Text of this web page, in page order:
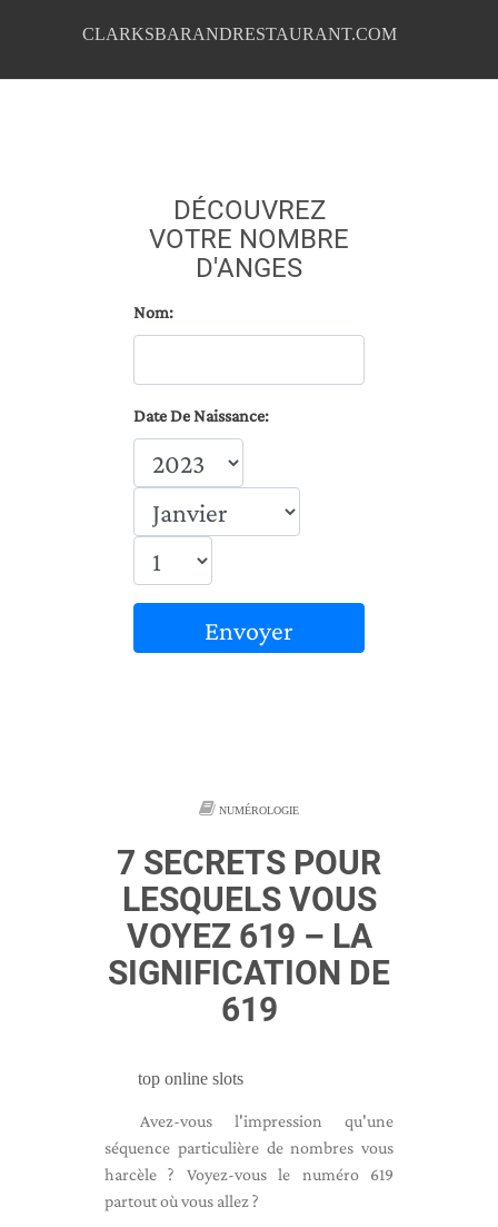
CLARKSBARANDRESTAURANT.COM
DÉCOUVREZ
VOTRE NOMBRE
D'ANGES
Nom:
Date De Naissance:
Envoyer
NUMÉROLOGIE
7 SECRETS POUR
LESQUELS VOUS
VOYEZ 619 – LA
SIGNIFICATION DE
619
top online slots
Avez-vous l'impression qu'une
séquence particulière de nombres vous
harcèle ? Voyez-vous le numéro 619
partout où vous allez ?